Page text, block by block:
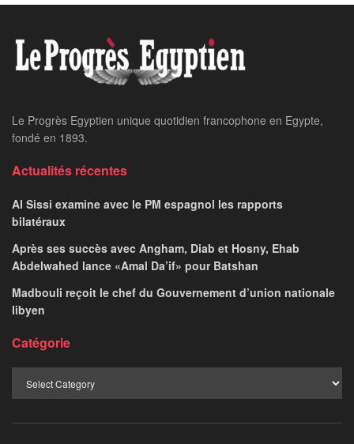
Le Progrès Egyptien unique quotidien francophone en Egypte,
fondé en 1893.
Actualités récentes
Al Sissi examine avec le PM espagnol les rapports
bilatéraux
Après ses succès avec Angham, Diab et Hosny, Ehab
Abdelwahed lance «Amal Da’if» pour Batshan
Madbouli reçoit le chef du Gouvernement d’union nationale
libyen
Catégorie